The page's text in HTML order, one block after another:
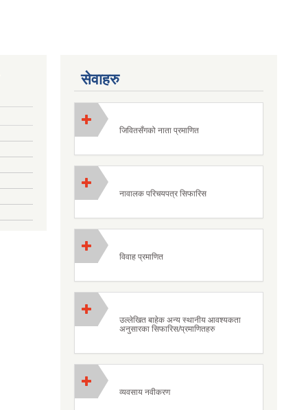
सेवाहरु
जिवितसँगको नाता प्रमाणित
नावालक परिचयपत्र सिफारिस
विवाह प्रमाणित
उल्लेखित बाहेक अन्य स्थानीय आवश्यकता
अनुसारका सिफारिस/प्रमाणितहरु
व्यवसाय नवीकरण